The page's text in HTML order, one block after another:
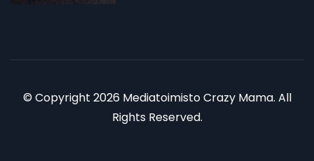
© Copyright 2026 Mediatoimisto Crazy Mama. All
Rights Reserved.